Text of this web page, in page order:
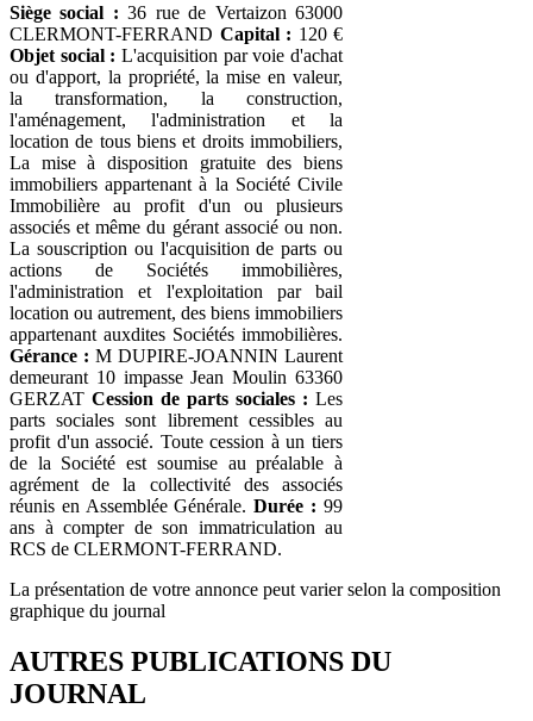
Siège social : 36 rue de Vertaizon 63000
CLERMONT-FERRAND Capital : 120 €
Objet social : L'acquisition par voie d'achat
ou d'apport, la propriété, la mise en valeur,
la transformation, la construction,
l'aménagement, l'administration et la
location de tous biens et droits immobiliers,
La mise à disposition gratuite des biens
immobiliers appartenant à la Société Civile
Immobilière au profit d'un ou plusieurs
associés et même du gérant associé ou non.
La souscription ou l'acquisition de parts ou
actions de Sociétés immobilières,
l'administration et l'exploitation par bail
location ou autrement, des biens immobiliers
appartenant auxdites Sociétés immobilières.
Gérance : M DUPIRE-JOANNIN Laurent
demeurant 10 impasse Jean Moulin 63360
GERZAT Cession de parts sociales : Les
parts sociales sont librement cessibles au
profit d'un associé. Toute cession à un tiers
de la Société est soumise au préalable à
agrément de la collectivité des associés
réunis en Assemblée Générale.Durée : 99
ans à compter de son immatriculation au
RCS de CLERMONT-FERRAND.
La présentation de votre annonce peut varier selon la composition
graphique du journal
AUTRES PUBLICATIONS DU
JOURNAL